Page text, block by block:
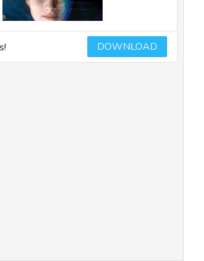
DOWNLOAD